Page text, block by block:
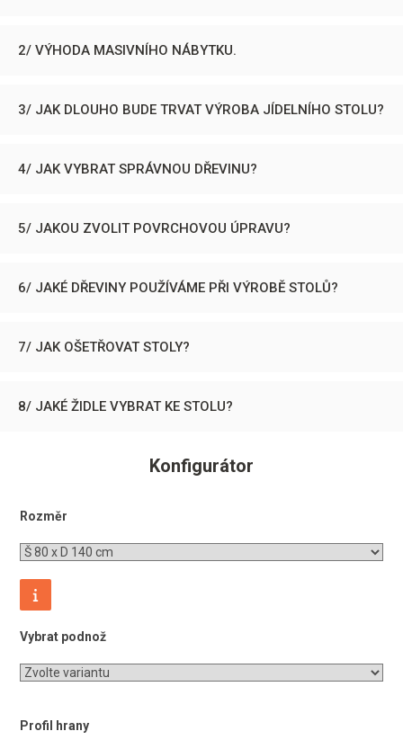
2/ VÝHODA MASIVNÍHO NÁBYTKU.
3/ JAK DLOUHO BUDE TRVAT VÝROBA JÍDELNÍHO STOLU?
4/ JAK VYBRAT SPRÁVNOU DŘEVINU?
5/ JAKOU ZVOLIT POVRCHOVOU ÚPRAVU?
6/ JAKÉ DŘEVINY POUŽÍVÁME PŘI VÝROBĚ STOLŮ?
7/ JAK OŠETŘOVAT STOLY?
8/ JAKÉ ŽIDLE VYBRAT KE STOLU?
Konfigurátor
Rozměr
Vybrat podnož
Profil hrany